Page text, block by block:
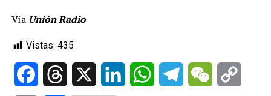
Vía Unión Radio
Vistas: 435
FacebookThreads LinkedIn WhatsAppTelegramWeChat